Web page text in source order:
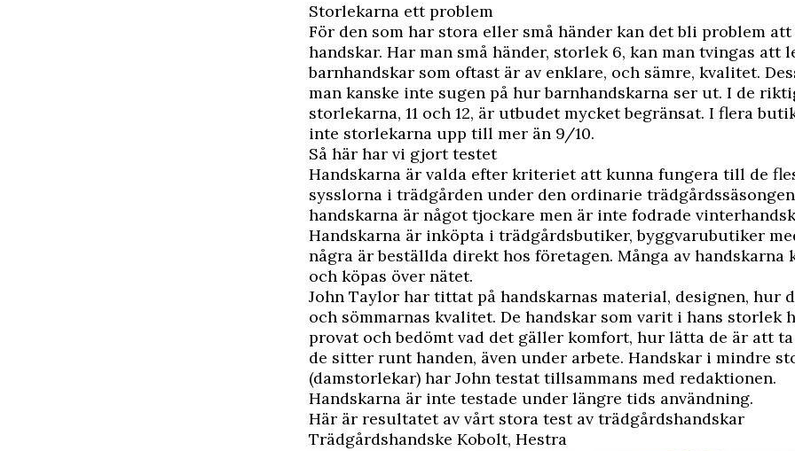
Storlekarna ett problem
För den som har stora eller små händer kan det bli problem
handskar. Har man små händer, storlek 6, kan man tvingas att
barnhandskar som oftast är av enklare, och sämre, kvalitet.
man kanske inte sugen på hur barnhandskarna ser ut. I de
storlekarna, 11 och 12, är utbudet mycket begränsat. I flera
inte storlekarna upp till mer än 9/10.
Så här har vi gjort testet
Handskarna är valda efter kriteriet att kunna fungera till de
sysslorna i trädgården under den ordinarie
handskarna är något tjockare men är inte fodrade
Handskarna är inköpta i trädgårdsbutiker, byggvarubutiker
några är beställda direkt hos företagen. Många av handskarna
och köpas över nätet.
John Taylor har tittat på handskarnas material, designen, hur
och sömmarnas kvalitet. De handskar som varit i hans storlek
provat och bedömt vad det gäller komfort, hur lätta de är att
de sitter runt handen, även under arbete. Handskar i mindre
(damstorlekar) har John testat tillsammans med redaktionen.
Handskarna är inte testade under längre tids användning.
Här är resultatet av vårt stora test av trädgårdshandskar
Trädgårdshandske Kobolt, Hestra